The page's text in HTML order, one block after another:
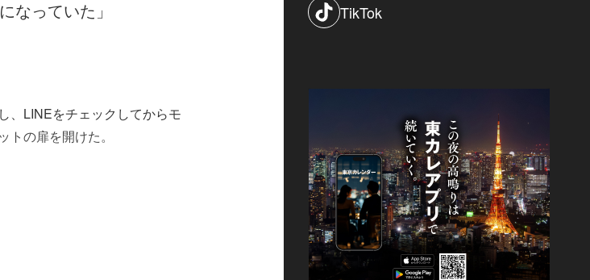
なっていた」
、LINEをチェックしてからモ
の扉を開けた。
TikTok